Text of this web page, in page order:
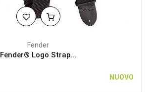
Fender
Fender® Logo Strap...
NUOVO